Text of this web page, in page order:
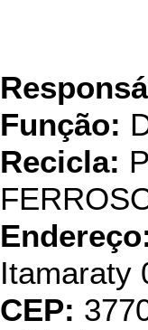
Função:
Recicla:
Itamaraty
CEP: